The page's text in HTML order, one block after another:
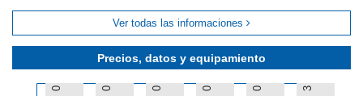
Precios, datos y equipamiento
0 0 0 0 0 3
Ver todas las informaciones